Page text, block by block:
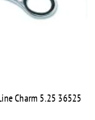
Charm 5.25 36525